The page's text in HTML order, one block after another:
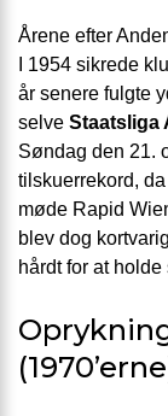
Årene efter
I 1954 sikrede
år senere fulgte
selve Staatsliga
Søndag den 21.
tilskuerrekord,
møde Rapid
blev dog
hårdt for at